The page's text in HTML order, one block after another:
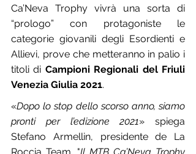
Ca’Neva Trophy vivrà una sorta di
“prologo” con protagoniste le
categorie giovanili degli Esordienti e
Allievi, prove che metteranno in palio i
titoli di Campioni Regionali del Friuli
Venezia Giulia 2021.
«Dopo lo stop dello scorso anno, siamo
pronti per l’edizione 2021» spiega
Stefano Armellin, presidente de La